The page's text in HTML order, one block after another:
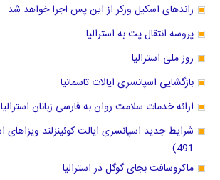
راندهای اسکیل ورکر از این پس اجرا خواهد شد
پروسه انتقال پت به استرالیا
روز ملی استرالیا
بازگشایی اسپانسری ایالات تاسمانیا
ارائه خدمات سلامت روان به فارسی زبانان استرالیا
491)
ماکروسافت بجای گوگل در استرالیا